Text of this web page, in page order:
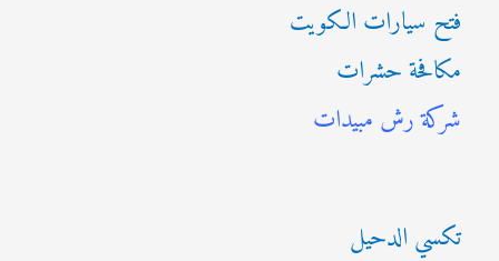
ح
ث
ع
:
فتح سيارات الكويت
مكافحة حشرات
شركة رش مبيدات
تكسي الدحيل